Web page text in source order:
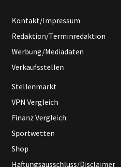
Kontakt/Impressum
Redaktion/Terminredaktion
Werbung/Mediadaten
Verkaufsstellen
Stellenmarkt
VPN Vergleich
Finanz Vergleich
Sportwetten
Shop
Haftungsausschluss/Disclaimer